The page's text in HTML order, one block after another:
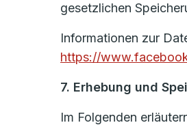
gesetzlichen
Informationen zur
https://
7. Erhebung und
Im Folgenden